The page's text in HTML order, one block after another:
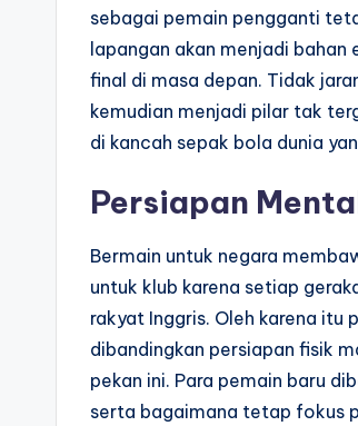
sebagai pemain pengganti
lapangan akan menjadi
final di masa depan. Tidak
kemudian menjadi pilar tak
di kancah sepak bola dunia
Persiapan
Bermain untuk negara
untuk klub karena setiap
rakyat Inggris. Oleh karena itu
dibandingkan persiapan fisik
pekan ini. Para pemain baru
serta bagaimana tetap fokus